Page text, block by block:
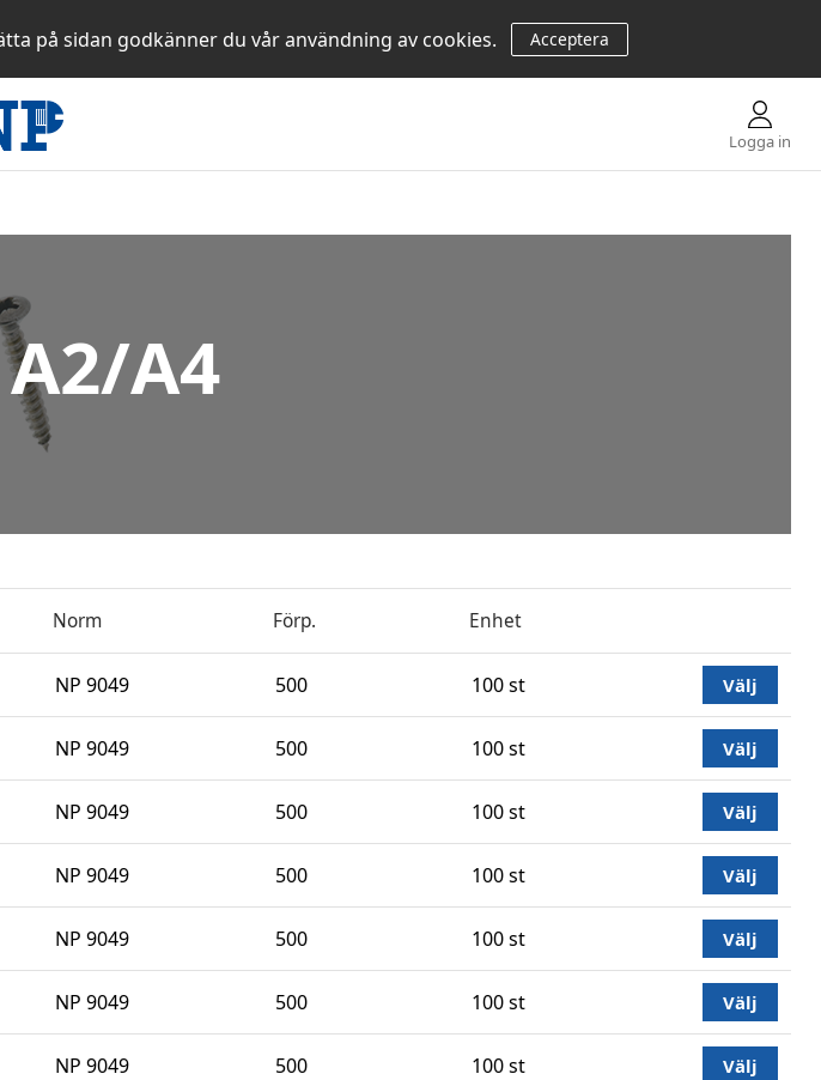
på sidan godkänner du vår användning av cookies. Acceptera
Logga in
A4
Norm Förp. Enhet
NP 9049 500 100 st Välj
NP 9049 500 100 st Välj
NP 9049 500 100 st Välj
NP 9049 500 100 st Välj
NP 9049 500 100 st Välj
NP 9049 500 100 st Välj
NP 9049 500 100 st Välj